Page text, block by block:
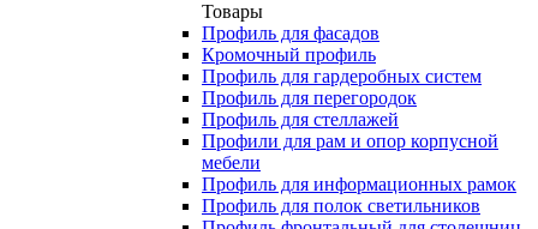
Товары
Профиль для фасадов
Кромочный профиль
Профиль для гардеробных систем
Профиль для перегородок
Профиль для стеллажей
Профили для рам и опор корпусной
мебели
Профиль для информационных рамок
Профиль для полок светильников